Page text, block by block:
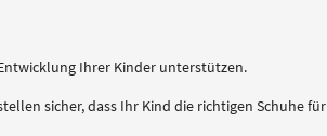
Ihrer Kinder unterstützen.
sicher, dass Ihr Kind die richtigen Schuhe für